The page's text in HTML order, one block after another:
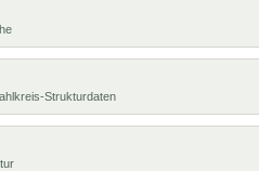
Strukturdaten